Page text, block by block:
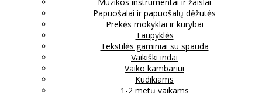
Papuošalai ir papuošalų dėžutės
Prekės mokyklai ir kūrybai
Taupyklės
Tekstilės gaminiai su spauda
Vaikiški indai
Vaiko kambariui
Kūdikiams
1-2 metų vaikams